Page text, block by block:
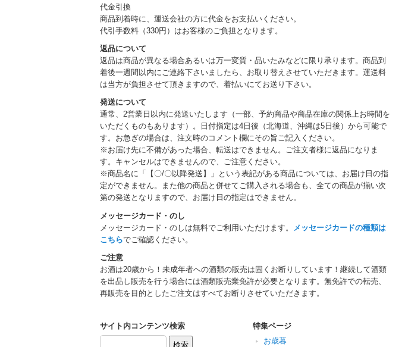
代金引換
商品到着時に、運送会社の方に代金をお支払いください。
代引手数料（330円）はお客様のご負担となります。
返品について
返品は商品が異なる場合あるいは万一変質・品いたみなどに限り承ります。商品到
着後一週間以内にご連絡下さいましたら、お取り替えさせていただきます。運送料
は当方が負担させて頂きますので、着払いにてお送り下さい。
発送について
通常、2営業日以内に発送いたします（一部、予約商品や商品在庫の関係上お時間を
いただくものもあります）。日付指定は4日後（北海道、沖縄は5日後）から可能で
す。お急ぎの場合は、注文時のコメント欄にその旨ご記入ください。
※お届け先に不備があった場合、転送はできません。ご注文者様に返品になりま
す。キャンセルはできませんので、ご注意ください。
※商品名に「【〇/〇以降発送】」という表記がある商品については、お届け日の指
定ができません。また他の商品と併せてご購入される場合も、全ての商品が揃い次
第の発送となりますので、お届け日の指定はできません。
メッセージカード・のし
メッセージカード・のしは無料でご利用いただけます。
メッセージカードの種類は
こちらでご確認ください。
ご注意
お酒は20歳から！未成年者への酒類の販売は固くお断りしています！継続して酒類
を出品し販売を行う場合には酒類販売業免許が必要となります。無免許での転売、
再販売を目的としたご注文はすべてお断りさせていただきます。
サイト内コンテンツ検索
特集ページ
お歳暮